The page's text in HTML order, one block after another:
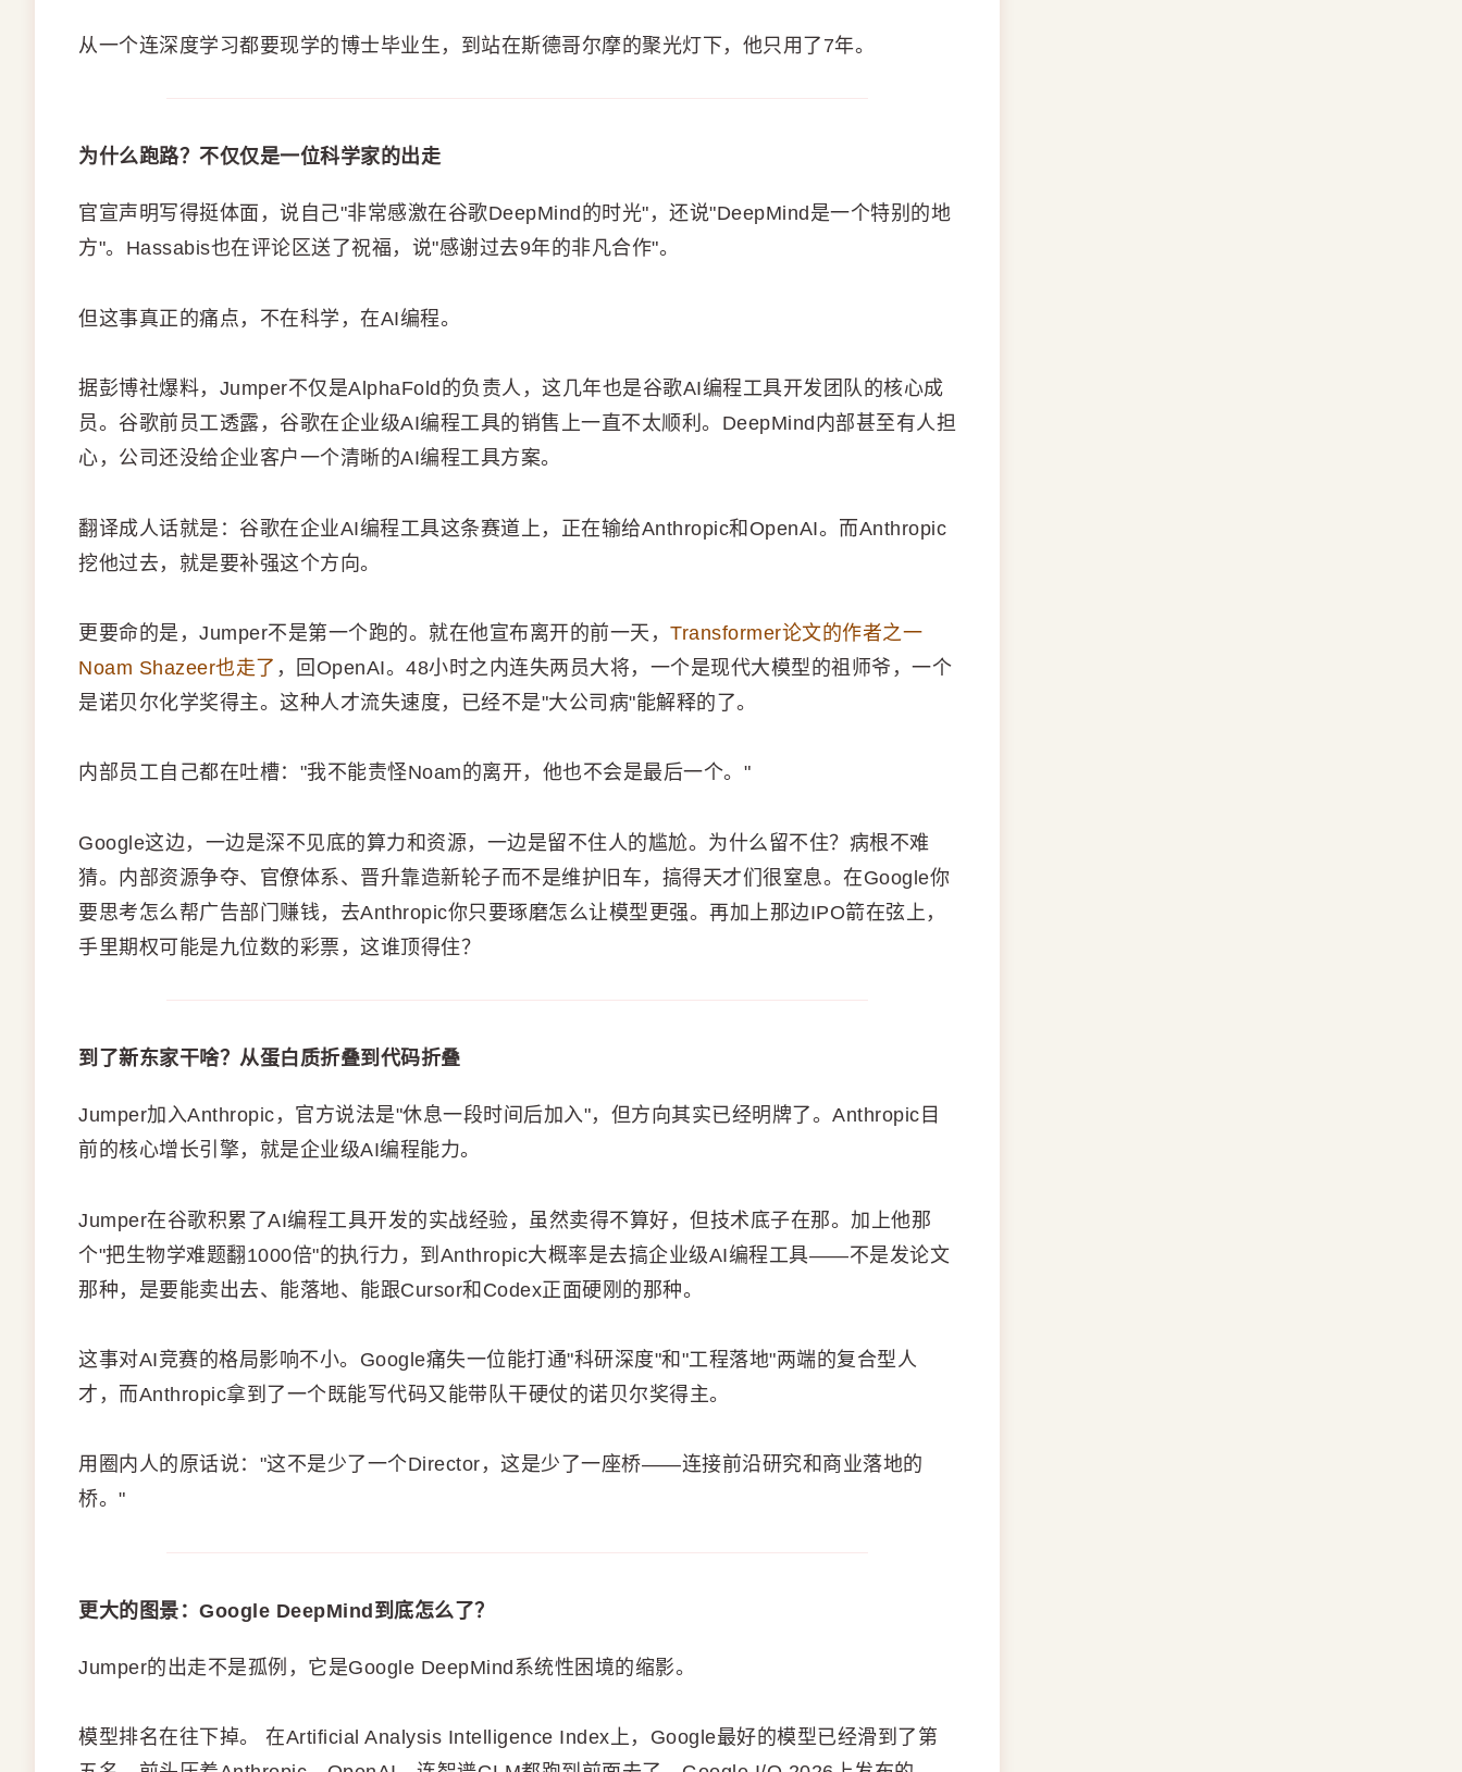
从一个连深度学习都要现学的博士毕业生，到站在斯德哥尔摩的聚光灯下，他只用了7年。
为什么跑路？不仅仅是一位科学家的出走
官宣声明写得挺体面，说自己"非常感激在谷歌DeepMind的时光"，还说"DeepMind是一个特别的地
方"。Hassabis也在评论区送了祝福，说"感谢过去9年的非凡合作"。
但这事真正的痛点，不在科学，在AI编程。
据彭博社爆料，Jumper不仅是AlphaFold的负责人，这几年也是谷歌AI编程工具开发团队的核心成
员。谷歌前员工透露，谷歌在企业级AI编程工具的销售上一直不太顺利。DeepMind内部甚至有人担
心，公司还没给企业客户一个清晰的AI编程工具方案。
翻译成人话就是：谷歌在企业AI编程工具这条赛道上，正在输给Anthropic和OpenAI。而Anthropic
挖他过去，就是要补强这个方向。
更要命的是，Jumper不是第一个跑的。就在他宣布离开的前一天， Transformer论文的作者之一
Noam Shazeer也走了 ，回OpenAI。48小时之内连失两员大将，一个是现代大模型的祖师爷，一个
是诺贝尔化学奖得主。这种人才流失速度，已经不是"大公司病"能解释的了。
内部员工自己都在吐槽："我不能责怪Noam的离开，他也不会是最后一个。"
Google这边，一边是深不见底的算力和资源，一边是留不住人的尴尬。为什么留不住？病根不难
猜。内部资源争夺、官僚体系、晋升靠造新轮子而不是维护旧车，搞得天才们很窒息。在Google你
要思考怎么帮广告部门赚钱，去Anthropic你只要琢磨怎么让模型更强。再加上那边IPO箭在弦上，
手里期权可能是九位数的彩票，这谁顶得住？
到了新东家干啥？从蛋白质折叠到代码折叠
Jumper加入Anthropic，官方说法是"休息一段时间后加入"，但方向其实已经明牌了。Anthropic目
前的核心增长引擎，就是企业级AI编程能力。
Jumper在谷歌积累了AI编程工具开发的实战经验，虽然卖得不算好，但技术底子在那。加上他那
个"把生物学难题翻1000倍"的执行力，到Anthropic大概率是去搞企业级AI编程工具——不是发论文
那种，是要能卖出去、能落地、能跟Cursor和Codex正面硬刚的那种。
这事对AI竞赛的格局影响不小。Google痛失一位能打通"科研深度"和"工程落地"两端的复合型人
才，而Anthropic拿到了一个既能写代码又能带队干硬仗的诺贝尔奖得主。
用圈内人的原话说："这不是少了一个Director，这是少了一座桥——连接前沿研究和商业落地的
桥。"
更大的图景：Google DeepMind到底怎么了？
Jumper的出走不是孤例，它是Google DeepMind系统性困境的缩影。
模型排名在往下掉。 在Artificial Analysis Intelligence Index上，Google最好的模型已经滑到了第